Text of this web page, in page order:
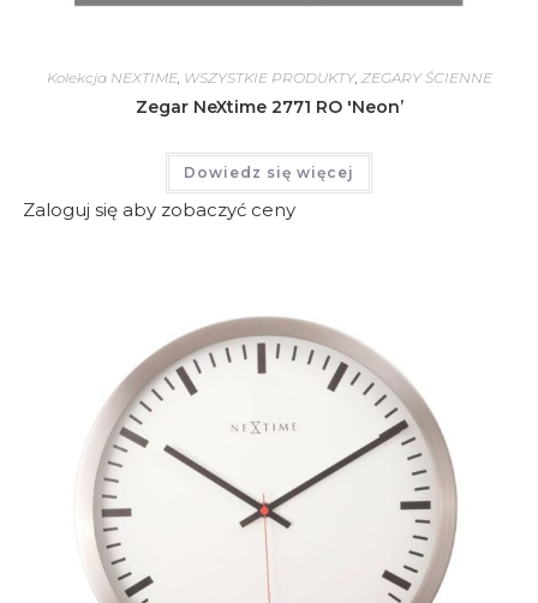
Kolekcja NEXTIME, WSZYSTKIE PRODUKTY, ZEGARY ŚCIENNE
Zegar NeXtime 2771 RO 'Neon’
Dowiedz się więcej
Zaloguj się aby zobaczyć ceny